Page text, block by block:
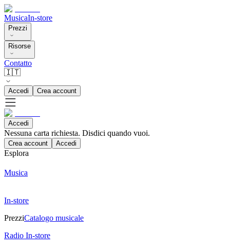
MusicaIn-store
Prezzi
Risorse
Contatto
🇮🇹
Accedi Crea account
Accedi
Nessuna carta richiesta. Disdici quando vuoi.
Crea account Accedi
Esplora
Musica
In-store
PrezziCatalogo musicale
Radio In-store